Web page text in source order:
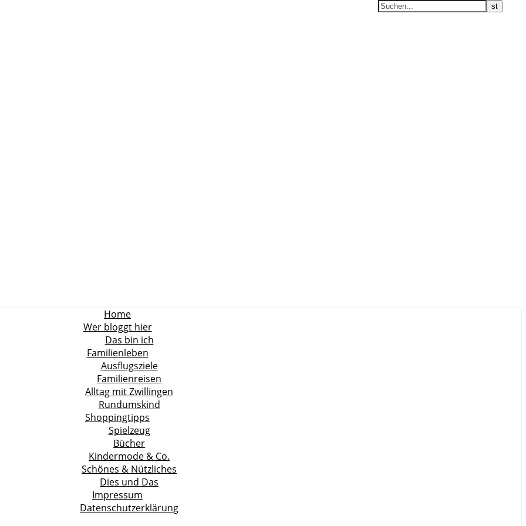
Home
Wer bloggt hier
Das bin ich
Familienleben
Ausflugsziele
Familienreisen
Alltag mit Zwillingen
Rundumskind
Shoppingtipps
Spielzeug
Bücher
Kindermode & Co.
Schönes & Nützliches
Dies und Das
Impressum
Datenschutzerklärung